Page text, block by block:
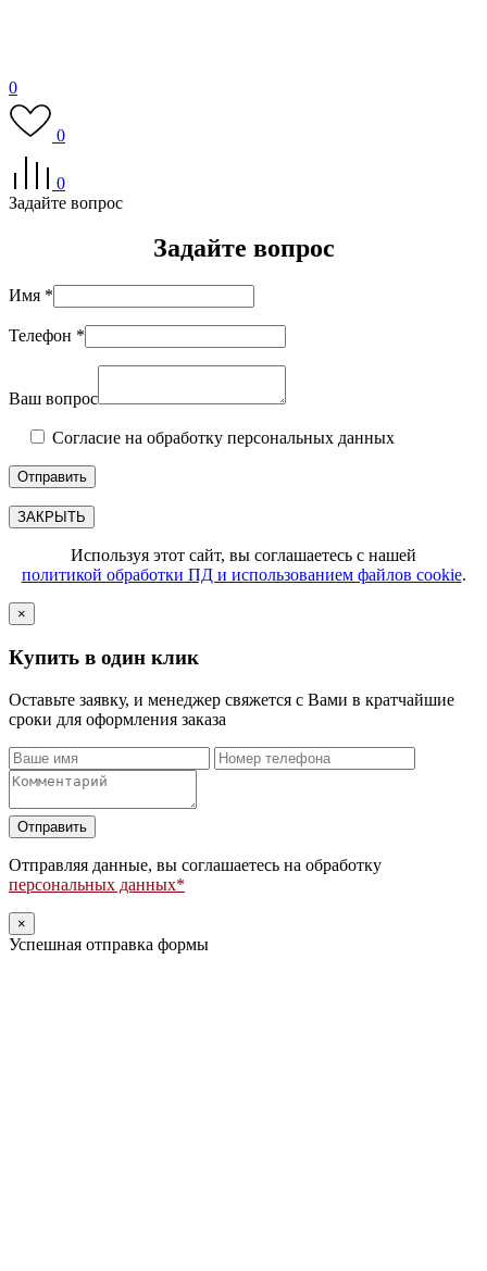
0
0
0
Задайте вопрос
Задайте вопрос
Имя *
Телефон *
Ваш вопрос
Согласие на обработку персональных данных
ЗАКРЫТЬ
Используя этот сайт, вы соглашаетесь с нашей
политикой обработки ПД и использованием файлов cookie.
×
Купить в один клик
Оставьте заявку, и менеджер свяжется с Вами в кратчайшие
сроки для оформления заказа
Оставьте
это
поле
пустым.
Отправляя данные, вы соглашаетесь на обработку
персональных данных*
×
Успешная отправка формы